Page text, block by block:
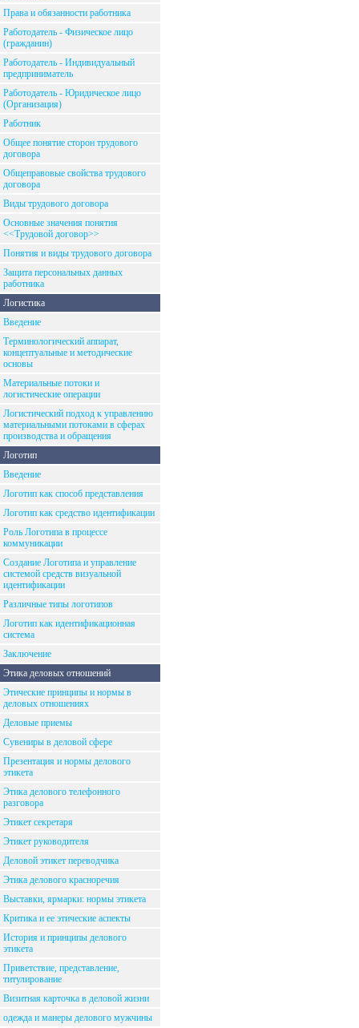
Права и обязанности работника
Работодатель - Физическое лицо
(гражданин)
Работодатель - Индивидуальный
предприниматель
Работодатель - Юридическое лицо
(Организация)
Работник
Общее понятие сторон трудового
договора
Общеправовые свойства трудового
договора
Виды трудового договора
Основные значения понятия
<<Трудовой договор>>
Понятия и виды трудового договора
Защита персональных данных
работника
Логистика
Введение
Терминологический аппарат,
концептуальные и методические
основы
Материальные потоки и
логистические операции
Логистический подход к управлению
материальными потоками в сферах
производства и обращения
Логотип
Введение
Логотип как способ представления
Логотип как средство идентификации
Роль Логотипа в процессе
коммуникации
Создание Логотипа и управление
системой средств визуальной
идентификации
Различные типы логотипов
Логотип как идентификационная
система
Заключение
Этика деловых отношений
Этические принципы и нормы в
деловых отношениях
Деловые приемы
Сувениры в деловой сфере
Презентация и нормы делового
этикета
Этика делового телефонного
разговора
Этикет секретаря
Этикет руководителя
Деловой этикет переводчика
Этика делового красноречия
Выставки, ярмарки: нормы этикета
Критика и ее этические аспекты
История и принципы делового
этикета
Приветствие, представление,
титулирование
Визитная карточка в деловой жизни
одежда и манеры делового мужчины